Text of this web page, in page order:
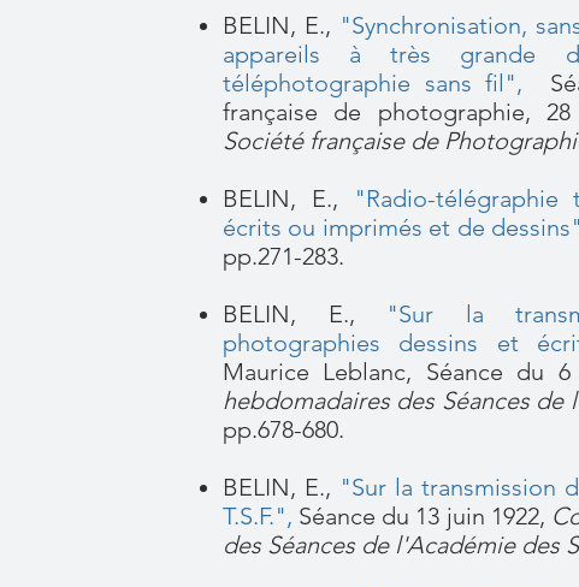
BELIN, E., "Synchronisation,
appareils à très grande
téléphotographie sans fil",
française de photographie,
Société française de
BELIN, E.,
"Radio-télégraphie
écrits ou imprimés et de dessins"
pp.271-283.
BELIN, E.,
"Sur la
photographies dessins et
Maurice Leblanc, Séance du 6
hebdomadaires des Séances de
pp.678-680.
BELIN, E., "Sur la transmission
T.S.F.", Séance du 13 juin 1922,
des Séances de l'Académie des